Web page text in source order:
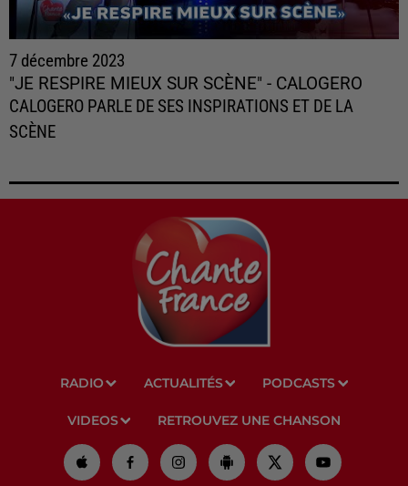
7 décembre 2023
"JE RESPIRE MIEUX SUR SCÈNE" - CALOGERO
CALOGERO PARLE DE SES INSPIRATIONS ET DE LA
SCÈNE
RADIO ACTUALITÉS PODCASTS
VIDEOS RETROUVEZ UNE CHANSON